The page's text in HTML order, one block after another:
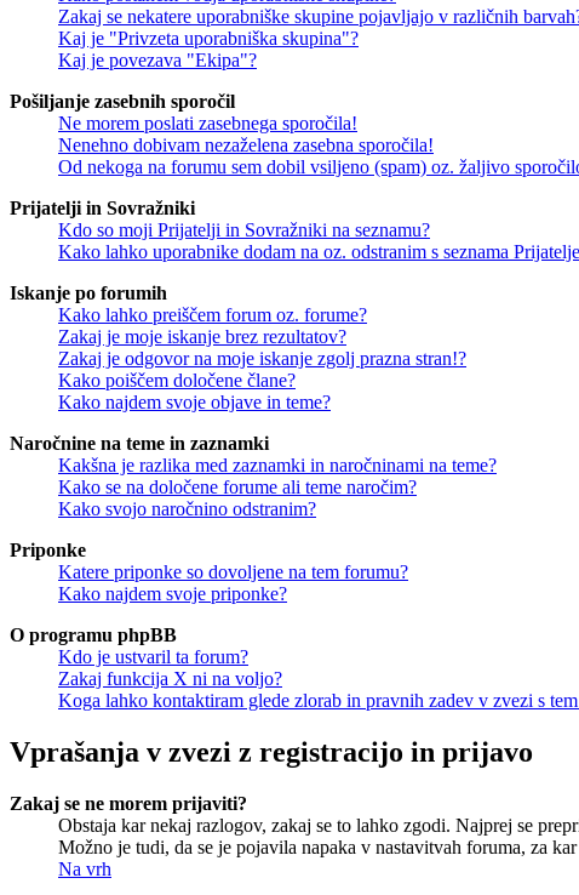
Zakaj se nekatere uporabniške skupine pojavljajo v različnih
Kaj je "Privzeta uporabniška skupina"?
Kaj je povezava "Ekipa"?
Pošiljanje zasebnih sporočil
Ne morem poslati zasebnega sporočila!
Nenehno dobivam nezaželena zasebna sporočila!
Od nekoga na forumu sem dobil vsiljeno (spam) oz. žaljivo
Prijatelji in Sovražniki
Kdo so moji Prijatelji in Sovražniki na seznamu?
Kako lahko uporabnike dodam na oz. odstranim s seznama
Iskanje po forumih
Kako lahko preiščem forum oz. forume?
Zakaj je moje iskanje brez rezultatov?
Zakaj je odgovor na moje iskanje zgolj prazna stran!?
Kako poiščem določene člane?
Kako najdem svoje objave in teme?
Naročnine na teme in zaznamki
Kakšna je razlika med zaznamki in naročninami na teme?
Kako se na določene forume ali teme naročim?
Kako svojo naročnino odstranim?
Priponke
Katere priponke so dovoljene na tem forumu?
Kako najdem svoje priponke?
O programu phpBB
Kdo je ustvaril ta forum?
Zakaj funkcija X ni na voljo?
Koga lahko kontaktiram glede zlorab in pravnih zadev v zvezi s
Vprašanja v zvezi z registracijo in prijavo
Zakaj se ne morem prijaviti?
Obstaja kar nekaj razlogov, zakaj se to lahko zgodi. Najprej se
Možno je tudi, da se je pojavila napaka v nastavitvah foruma, za
Na vrh